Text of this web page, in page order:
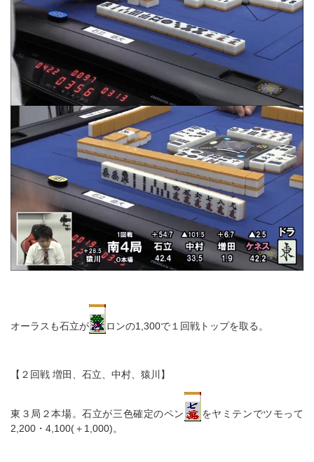
オーラスも石立が ロンの1,300で１回戦トップを取る。
【２回戦 増田、石立、中村、猿川】
東３局２本場。石立が三色確定のペン
をヤミテンでツモって
2,200・4,100(＋1,000)。